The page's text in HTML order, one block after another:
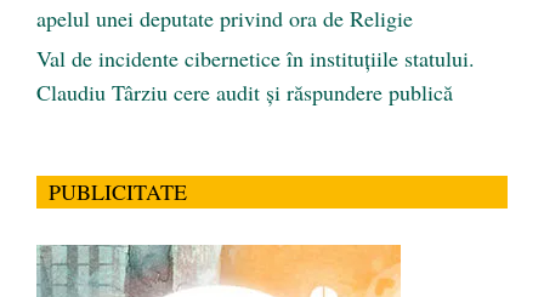
apelul unei deputate privind ora de Religie
Val de incidente cibernetice în instituțiile statului.
Claudiu Târziu cere audit și răspundere publică
PUBLICITATE